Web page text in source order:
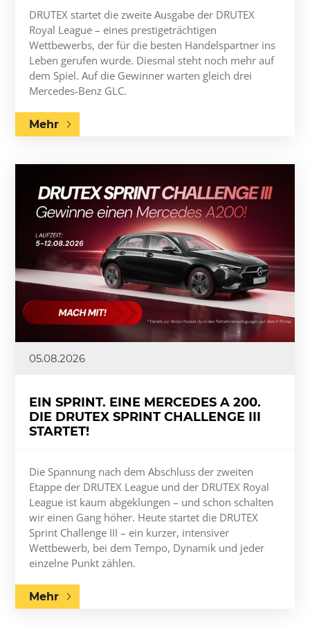
DRUTEX startet die zweite Ausgabe der DRUTEX
Royal League – eines prestigeträchtigen
Wettbewerbs, der für die besten Handelspartner ins
Leben gerufen wurde. Diesmal steht noch mehr auf
dem Spiel. Auf die Gewinner warten gleich drei
Mercedes-Benz GLC.
Mehr
05.08.2026
EIN SPRINT. EINE MERCEDES A 200.
DIE DRUTEX SPRINT CHALLENGE III
STARTET!
Die Spannung nach dem Abschluss der zweiten
Etappe der DRUTEX League und der DRUTEX Royal
League ist kaum abgeklungen – und schon schalten
wir einen Gang höher. Heute startet die DRUTEX
Sprint Challenge III – ein kurzer, intensiver
Wettbewerb, bei dem Tempo, Dynamik und jeder
einzelne Punkt zählen.
Mehr